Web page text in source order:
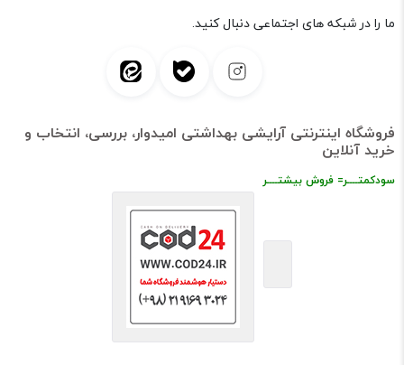
ما را در شبکه های اجتماعی دنبال کنید.
فروشگاه اینترنتی آرایشی بهداشتی امیدوار، بررسی، انتخاب و
خرید آنلاین
سودکمتــــر= فروش بیشتــــر